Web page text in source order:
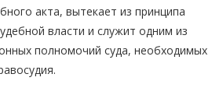
акта, вытекает из принципа
власти и служит одним из
полномочий суда, необходимых